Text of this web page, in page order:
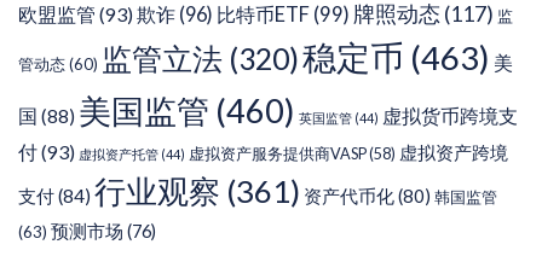
欧盟监管 (93)欺诈 (96) 比特币ETF (99) 牌照动态 (117) 监
管动态(60) 监管立法 (320)稳定币 (463) 美
国 (88) 美国监管 (460) 英国监管 (44) 虚拟货币跨境支
付(93) 虚拟资产托管 (44) 虚拟资产服务提供商VASP(58) 虚拟资产跨境
支付(84) 行业观察 (361) 资产代币化(80) 韩国监管
(63) 预测市场 (76)